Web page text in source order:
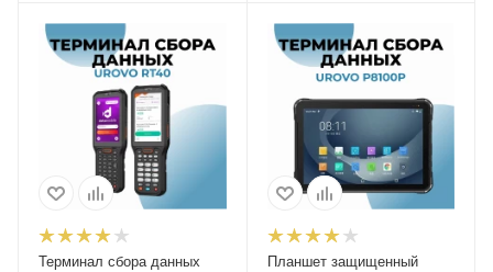
Терминал сбора данных
Планшет защищенный